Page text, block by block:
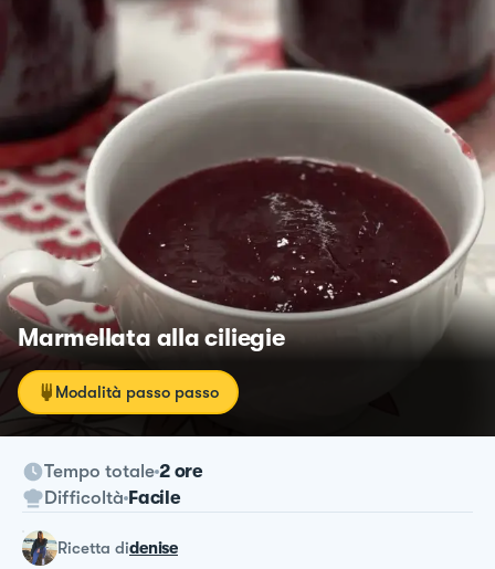
Marmellata alla ciliegie
Modalità passo passo
Tempo totale 2 ore
Difficoltà Facile
ricetta didenise